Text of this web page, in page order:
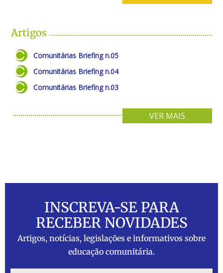
Artigos
Comunitárias Briefing n.05
Comunitárias Briefing n.04
Comunitárias Briefing n.03
VER MAIS
INSCREVA-SE PARA
RECEBER NOVIDADES
Artigos, notícias, legislações e informativos sobre
educação comunitária.